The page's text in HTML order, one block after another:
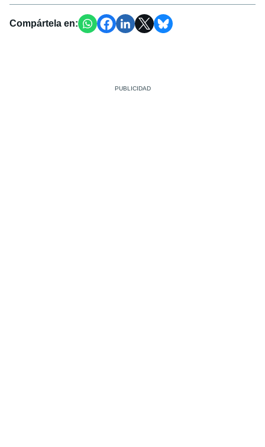
Compártela en: